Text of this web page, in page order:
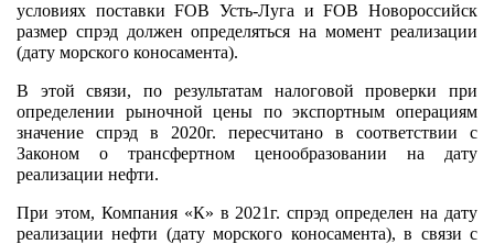
условиях поставки FOB Усть-Луга и FOB Новороссийск
размер спрэд должен определяться на момент реализации
(дату морского коносамента).
В этой связи, по результатам налоговой проверки при
определении рыночной цены по экспортным операциям
значение спрэд в 2020г. пересчитано в соответствии с
Законом о трансфертном ценообразовании на дату
реализации нефти.
При этом, Компания «К» в 2021г. спрэд определен на дату
реализации нефти (дату морского коносамента), в связи с